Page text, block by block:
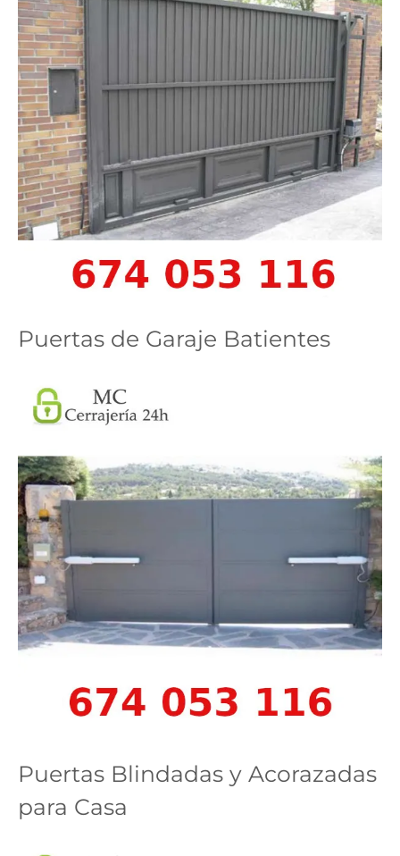
Puertas de Garaje Batientes
Puertas Blindadas y Acorazadas
para Casa